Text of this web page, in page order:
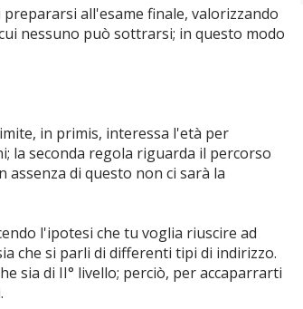
all'esame finale, valorizzando
nessuno può sottrarsi; in questo modo
in primis, interessa l'età per
la seconda regola riguarda il percorso
di questo non ci sarà la
l'ipotesi che tu voglia riuscire ad
che si parli di differenti tipi di indirizzo.
sia di II° livello; perciò, per accaparrarti